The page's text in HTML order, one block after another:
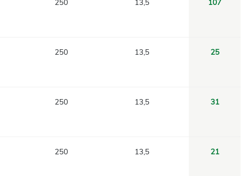
250 13,5 107
250 13,5 25
250 13,5 31
250 13,5 21